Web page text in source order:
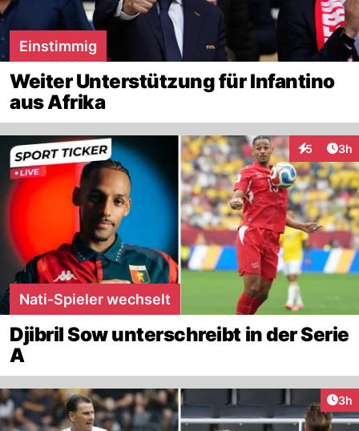
Einstimmig
Weiter Unterstützung für Infantino
aus Afrika
5 3h
Nati-Spieler wechselt
Djibril Sow unterschreibt in der Serie
A
3h